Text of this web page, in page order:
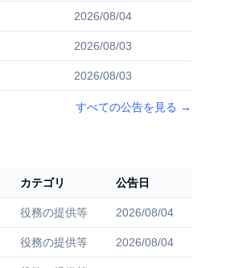
2026/08/04
2026/08/03
2026/08/03
すべての公告を見る →
カテゴリ 公告日
役務の提供等 2026/08/04
役務の提供等 2026/08/04